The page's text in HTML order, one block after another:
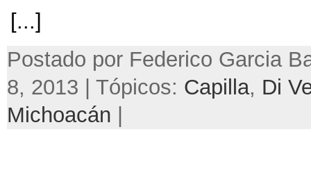
[...]
Postado por Federico Garcia
8, 2013 | Tópicos: Capilla, Di
Michoacán